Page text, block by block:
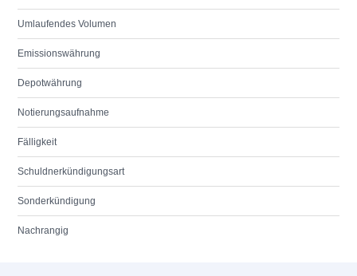
Umlaufendes Volumen
Emissionswährung
Depotwährung
Notierungsaufnahme
Fälligkeit
Schuldnerkündigungsart
Sonderkündigung
Nachrangig